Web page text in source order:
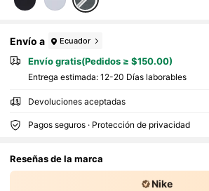
Envío a Ecuador
Envío gratis(Pedidos ≥ $150.00)
Entrega estimada: 12-20 Días laborables
Devoluciones aceptadas
Pagos seguros · Protección de privacidad
Reseñas de la marca
Nike